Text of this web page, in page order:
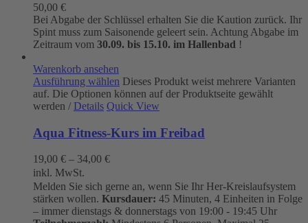
50,00 €
Bei Abgabe der Schlüssel erhalten Sie die Kaution zurück. Ihr
Spint muss zum Saisonende geleert sein. Achtung Abgabe im
Zeitraum vom 30.09. bis 15.10. im Hallenbad !
Warenkorb ansehen
Ausführung wählen Dieses Produkt weist mehrere Varianten
auf. Die Optionen können auf der Produktseite gewählt
werden / Details Quick View
Aqua Fitness-Kurs im Freibad
19,00 € – 34,00 €
inkl. MwSt.
Melden Sie sich gerne an, wenn Sie Ihr Her-Kreislaufsystem
stärken wollen. Kursdauer: 45 Minuten, 4 Einheiten in Folge
– immer dienstags & donnerstags von 19:00 - 19:45 Uhr